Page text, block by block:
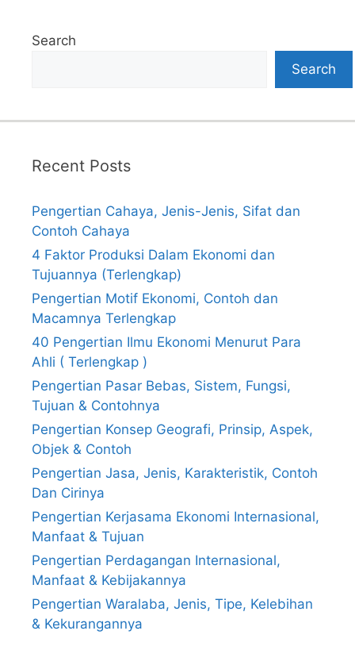
Search
Search
Recent Posts
Pengertian Cahaya, Jenis-Jenis, Sifat dan
Contoh Cahaya
4 Faktor Produksi Dalam Ekonomi dan
Tujuannya (Terlengkap)
Pengertian Motif Ekonomi, Contoh dan
Macamnya Terlengkap
40 Pengertian Ilmu Ekonomi Menurut Para
Ahli ( Terlengkap )
Pengertian Pasar Bebas, Sistem, Fungsi,
Tujuan & Contohnya
Pengertian Konsep Geografi, Prinsip, Aspek,
Objek & Contoh
Pengertian Jasa, Jenis, Karakteristik, Contoh
Dan Cirinya
Pengertian Kerjasama Ekonomi Internasional,
Manfaat & Tujuan
Pengertian Perdagangan Internasional,
Manfaat & Kebijakannya
Pengertian Waralaba, Jenis, Tipe, Kelebihan
& Kekurangannya